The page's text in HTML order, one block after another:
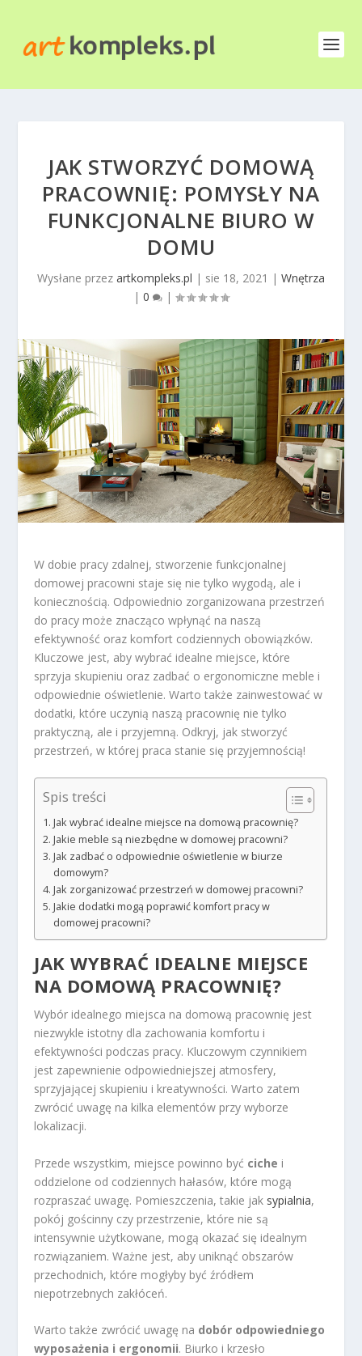
JAK STWORZYĆ DOMOWĄ
PRACOWNIĘ: POMYSŁY NA
FUNKCJONALNE BIURO W
DOMU
Wysłane przez artkompleks.pl | sie 18, 2021 | Wnętrza
| 0 |
W dobie pracy zdalnej, stworzenie funkcjonalnej
domowej pracowni staje się nie tylko wygodą, ale i
koniecznością. Odpowiednio zorganizowana przestrzeń
do pracy może znacząco wpłynąć na naszą
efektywność oraz komfort codziennych obowiązków.
Kluczowe jest, aby wybrać idealne miejsce, które
sprzyja skupieniu oraz zadbać o ergonomiczne meble i
odpowiednie oświetlenie. Warto także zainwestować w
dodatki, które uczynią naszą pracownię nie tylko
praktyczną, ale i przyjemną. Odkryj, jak stworzyć
przestrzeń, w której praca stanie się przyjemnością!
Spis treści
Jak wybrać idealne miejsce na domową pracownię?
Jakie meble są niezbędne w domowej pracowni?
Jak zadbać o odpowiednie oświetlenie w biurze
domowym?
Jak zorganizować przestrzeń w domowej pracowni?
Jakie dodatki mogą poprawić komfort pracy w
domowej pracowni?
JAK WYBRAĆ IDEALNE MIEJSCE
NA DOMOWĄ PRACOWNIĘ?
Wybór idealnego miejsca na domową pracownię jest
niezwykle istotny dla zachowania komfortu i
efektywności podczas pracy. Kluczowym czynnikiem
jest zapewnienie odpowiedniejszej atmosfery,
sprzyjającej skupieniu i kreatywności. Warto zatem
zwrócić uwagę na kilka elementów przy wyborze
lokalizacji.
Przede wszystkim, miejsce powinno być ciche i
oddzielone od codziennych hałasów, które mogą
rozpraszać uwagę. Pomieszczenia, takie jak sypialnia,
pokój gościnny czy przestrzenie, które nie są
intensywnie użytkowane, mogą okazać się idealnym
rozwiązaniem. Ważne jest, aby uniknąć obszarów
przechodnich, które mogłyby być źródłem
niepotrzebnych zakłóceń.
Warto także zwrócić uwagę na dobór odpowiedniego
wyposażenia i ergonomii. Biurko i krzesło